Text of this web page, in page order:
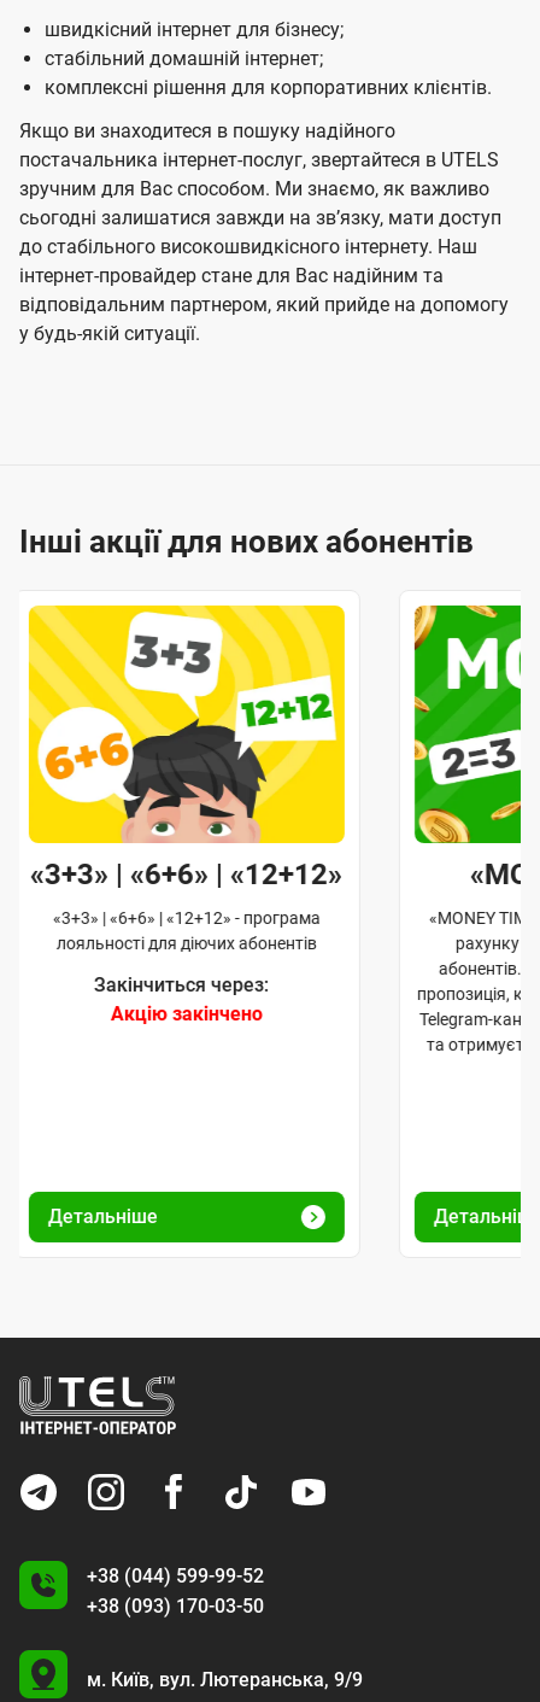
швидкісний інтернет для бізнесу;
стабільний домашній інтернет;
комплексні рішення для корпоративних клієнтів.
Якщо ви знаходитеся в пошуку надійного
постачальника інтернет-послуг, звертайтеся в UTELS
зручним для Вас способом. Ми знаємо, як важливо
сьогодні залишатися завжди на звʼязку, мати доступ
до стабільного високошвидкісного інтернету. Наш
інтернет-провайдер стане для Вас надійним та
відповідальним партнером, який прийде на допомогу
у будь-якій ситуації.
Інші акції для нових абонентів
«3+3» | «6+6» | «12+12»
«3+3» | «6+6» | «12+12» - програма
лояльності для діючих абонентів
Закінчиться через:
Акцію закінчено
Детальніше
«MONEY
рахунку
абонентів.
пропозиція,
Telegram-
та
+38 (044) 599-99-52
+38 (093) 170-03-50
U
м. Київ, вул. Лютеранська, 9/9